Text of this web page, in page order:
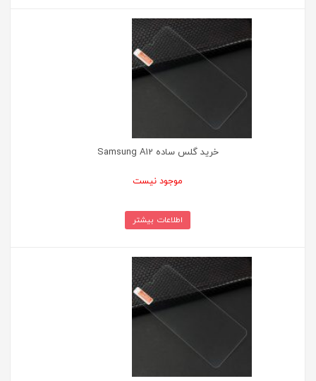
خرید گلس ساده Samsung A12
موجود نیست
اطلاعات بیشتر